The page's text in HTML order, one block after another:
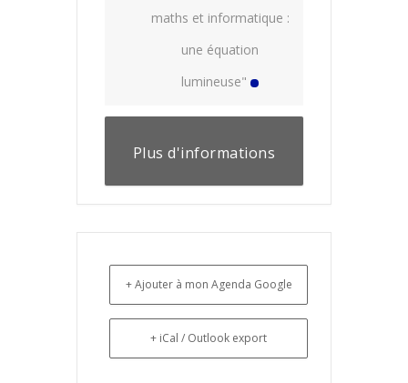
maths et informatique :
une équation
lumineuse"
Plus d'informations
+ Ajouter à mon Agenda Google
+ iCal / Outlook export